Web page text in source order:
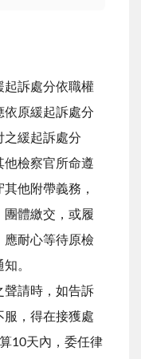
起訴處分依職權
依原緩起訴處分
之緩起訴處分
他檢察官所命遵
他附帶義務，
團體繳交，或履
應耐心等待原檢
。
聲請時，如告訴
服，得在接獲處
10天內，委任律